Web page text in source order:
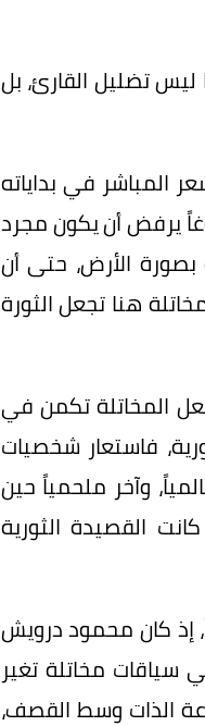
تضليل القارئ، بل
المباشر في بداياته
يرفض أن يكون مجرد
الأرض، حتى أن
هنا تجعل الثورة
المخاتلة تكمن في
فاستعار شخصيات
وآخر ملحمياً حين
القصيدة الثورية
إذ كان محمود درويش
سياقات مخاتلة تغير
الذات وسط القصف،